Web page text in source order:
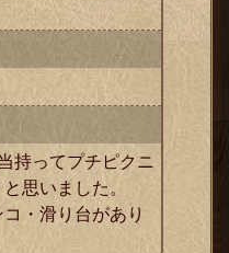
持ってプチピクニ
思いました。
・滑り台があり